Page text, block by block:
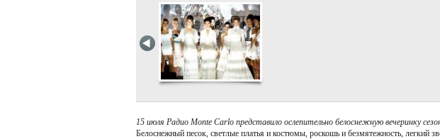
15 июля Радио Monte Carlo представило ослепительно белоснежную вечеринку
Белоснежный песок, светлые платья и костюмы, роскошь и безмятежность, легкий